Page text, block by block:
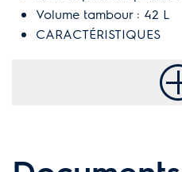
Volume tambour : 42 L
CARACTÉRISTIQUES